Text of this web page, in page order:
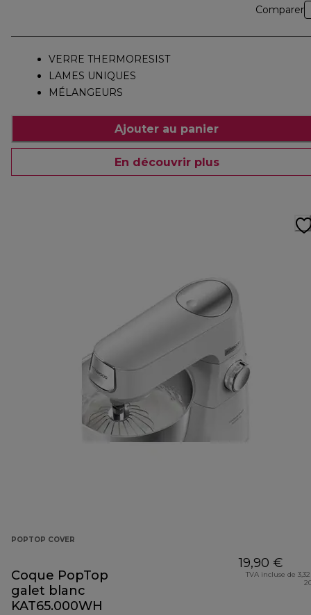
Comparer
VERRE THERMORESIST
LAMES UNIQUES
MÉLANGEURS
Ajouter au panier
En découvrir plus
POPTOP COVER
Coque PopTop
galet blanc
KAT65.000WH
19,90 €
TVA incluse de